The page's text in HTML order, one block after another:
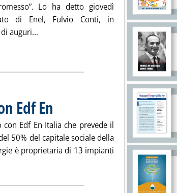
Lo ha detto giovedì
di Enel, Fulvio Conti, in
auguri... Leggi tutta la notizia: 'Enel, Conti: il
Edf En . Pubblicata venerdì 21 dicembre 2012 alle 15.49.
Edf En Italia che prevede il
50% del capitale sociale della
è proprietaria di 13 impianti
TerniEnergia esce dalla jv con Edf En'